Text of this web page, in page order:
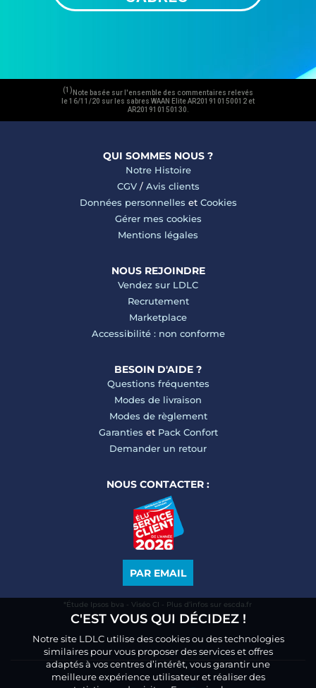
(1) Note basée sur l'ensemble des commentaires relevés
le 16/11/20 sur les sabres WAAN Elite AR201910150012 et
AR201910150130.
QUI SOMMES NOUS ?
Notre Histoire
CGV/ Avis clients
Données personnelles et Cookies
Gérer mes cookies
Mentions légales
NOUS REJOINDRE
Vendez sur LDLC
Recrutement
Marketplace
Accessibilité : non conforme
BESOIN D'AIDE ?
Questions fréquentes
Modes de livraison
Modes de règlement
Garanties et Pack Confort
Demander un retour
NOUS CONTACTER :
PAR EMAIL
*Étude Ipsos bva - Viséo CI - Plus d’infos sur escda.fr
C'EST VOUS QUI DÉCIDEZ !
Notre site LDLC utilise des cookies ou des technologies
similaires pour vous proposer des services et offres
adaptés à vos centres d’intérêt, vous garantir une
meilleure expérience utilisateur et réaliser des